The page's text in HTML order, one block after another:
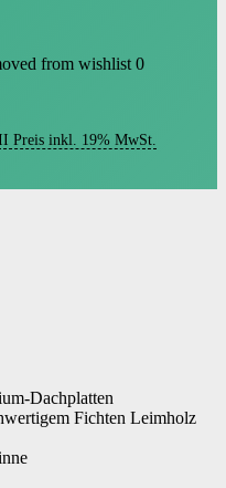
from wishlist 0
Preis inkl. 19% MwSt.
Dachplatten
Fichten Leimholz